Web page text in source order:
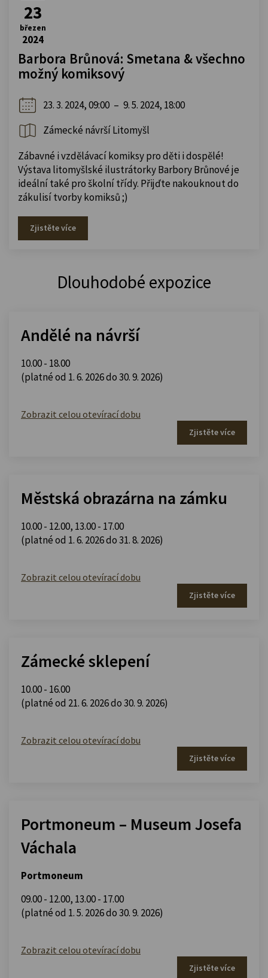
23
březen
2024
Barbora Brůnová: Smetana & všechno
možný komiksový
23. 3. 2024, 09:00 – 9. 5. 2024, 18:00
Zámecké návrší Litomyšl
Zábavné i vzdělávací komiksy pro děti i dospělé!
Výstava litomyšlské ilustrátorky Barbory Brůnové je
ideální také pro školní třídy. Přijďte nakouknout do
zákulisí tvorby komiksů ;)
Zjistěte více
Dlouhodobé expozice
Andělé na návrší
10.00 - 18.00
(platné od 1. 6. 2026 do 30. 9. 2026)
Zobrazit celou otevírací dobu
Zjistěte více
Městská obrazárna na zámku
10.00 - 12.00, 13.00 - 17.00
(platné od 1. 6. 2026 do 31. 8. 2026)
Zobrazit celou otevírací dobu
Zjistěte více
Zámecké sklepení
10.00 - 16.00
(platné od 21. 6. 2026 do 30. 9. 2026)
Zobrazit celou otevírací dobu
Zjistěte více
Portmoneum – Museum Josefa
Váchala
Portmoneum
09.00 - 12.00, 13.00 - 17.00
(platné od 1. 5. 2026 do 30. 9. 2026)
Zobrazit celou otevírací dobu
Zjistěte více